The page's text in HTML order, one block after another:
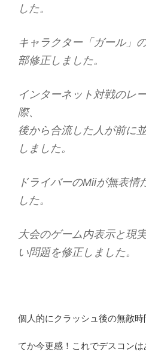
した。
キャラクター「ガール」
部修正しました。
インターネット対戦のレ
際、
後から合流した人が前に
しました。
ドライバーのMiiが無表情
した。
大会のゲーム内表示と現
い問題を修正しました。
個人的にクラッシュ後の無敵時
てか今更感！これでデスコン